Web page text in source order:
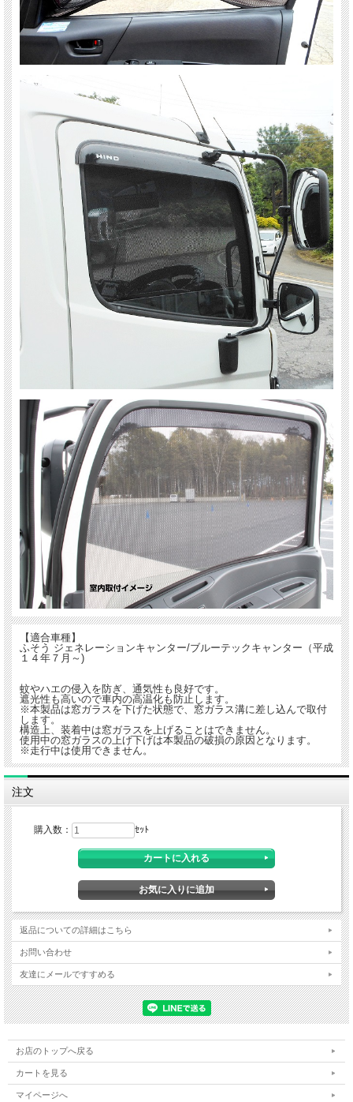
【適合車種】
ふそう ジェネレーションキャンター/ブルーテックキャンター（平成
１４年７月～)
蚊やハエの侵入を防ぎ、通気性も良好です。
遮光性も高いので車内の高温化も防止します。
※本製品は窓ガラスを下げた状態で、窓ガラス溝に差し込んで取付
します。
構造上、装着中は窓ガラスを上げることはできません。
使用中の窓ガラスの上げ下げは本製品の破損の原因となります。
※走行中は使用できません。
注文
購入数： ｾｯﾄ
返品についての詳細はこちら
お問い合わせ
友達にメールですすめる
お店のトップへ戻る
カートを見る
マイページへ